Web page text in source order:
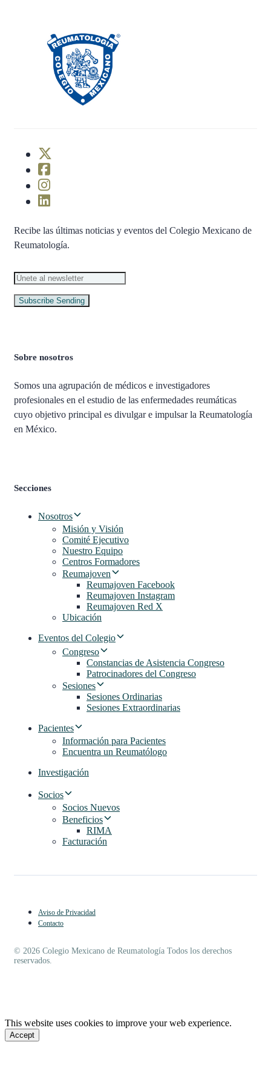
Recibe las últimas noticias y eventos del Colegio Mexicano de
Reumatología.
Subscribe Sending
Sobre nosotros
Somos una agrupación de médicos e investigadores
profesionales en el estudio de las enfermedades reumáticas
cuyo objetivo principal es divulgar e impulsar la Reumatología
en México.
Secciones
Nosotros
Misión y Visión
Comité Ejecutivo
Nuestro Equipo
Centros Formadores
Reumajoven
Reumajoven Facebook
Reumajoven Instagram
Reumajoven Red X
Ubicación
Eventos del Colegio
Congreso
Constancias de Asistencia Congreso
Patrocinadores del Congreso
Sesiones
Sesiones Ordinarias
Sesiones Extraordinarias
Pacientes
Información para Pacientes
Encuentra un Reumatólogo
Investigación
Socios
Socios Nuevos
Beneficios
RIMA
Facturación
Aviso de Privacidad
Contacto
© 2026 Colegio Mexicano de Reumatología Todos los derechos
reservados.
This website uses cookies to improve your web experience.
Accept